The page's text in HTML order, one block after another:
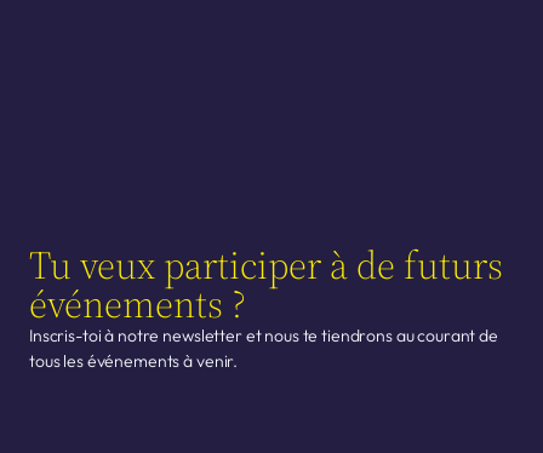
Tu veux participer à de futurs
événements ?
Inscris-toi à notre newsletter et nous te tiendrons au courant de
tous les événements à venir.